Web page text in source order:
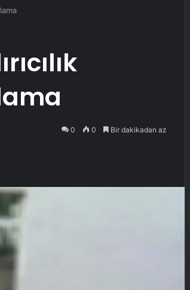
0 0 Bir dakikadan az